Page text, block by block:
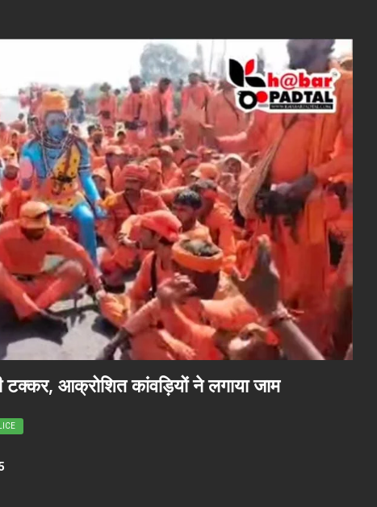
टक्कर, आक्रोशित कांवड़ियों ने लगाया जाम